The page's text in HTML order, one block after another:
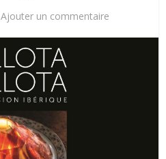
Ajouter un commentaire